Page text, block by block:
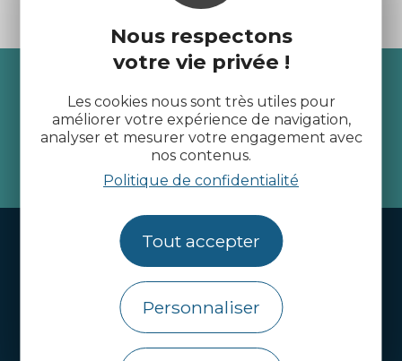
Nous respectons
votre vie privée !
Les cookies nous sont très utiles pour
améliorer votre expérience de navigation,
analyser et mesurer votre engagement avec
nos contenus.
Politique de confidentialité
Tout accepter
Personnaliser
Recevez l’actualité des
Côtes d’Armor
je m'abonne
Handi-tourisme
Webcams
Brochures
Infos pratiques